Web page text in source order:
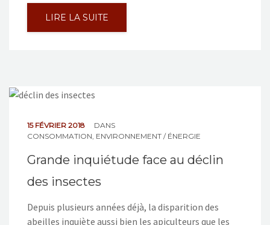
LIRE LA SUITE
15 FÉVRIER 2018
DANS
CONSOMMATION, ENVIRONNEMENT / ÉNERGIE
Grande inquiétude face au déclin
des insectes
Depuis plusieurs années déjà, la disparition des
abeilles inquiète aussi bien les apiculteurs que les